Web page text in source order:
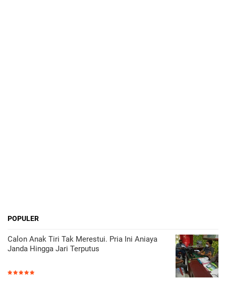
POPULER
Calon Anak Tiri Tak Merestui. Pria Ini Aniaya
Janda Hingga Jari Terputus